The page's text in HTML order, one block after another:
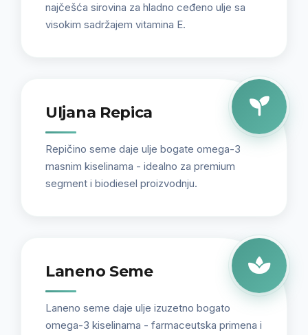
najčešća sirovina za hladno ceđeno ulje sa
visokim sadržajem vitamina E.
Uljana Repica
Repičino seme daje ulje bogate omega-3
masnim kiselinama - idealno za premium
segment i biodiesel proizvodnju.
Laneno Seme
Laneno seme daje ulje izuzetno bogato
omega-3 kiselinama - farmaceutska primena i